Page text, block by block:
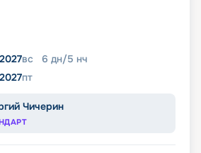
вс 6 дн/5 нч
пт
Чичерин